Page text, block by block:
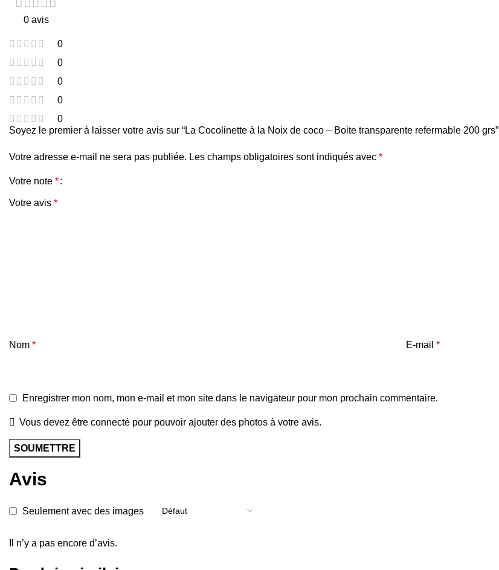
0 avis
0
0
0
0
0
Avis
Seulement avec des images
Il n’y a pas encore d’avis.
Soyez le premier à laisser votre avis sur “La Cocolinette à la Noix de coco – Boite transparente refermable 200 grs”
Votre adresse e-mail ne sera pas publiée. Les champs obligatoires sont indiqués avec *
Votre note *
Votre avis *
Nom * E-mail *
Enregistrer mon nom, mon e-mail et mon site dans le navigateur pour mon prochain commentaire.
Vous devez être connecté pour pouvoir ajouter des photos à votre avis.